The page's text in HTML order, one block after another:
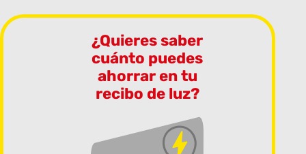
¿Quieres saber
cuánto puedes
ahorrar en tu
recibo de luz?